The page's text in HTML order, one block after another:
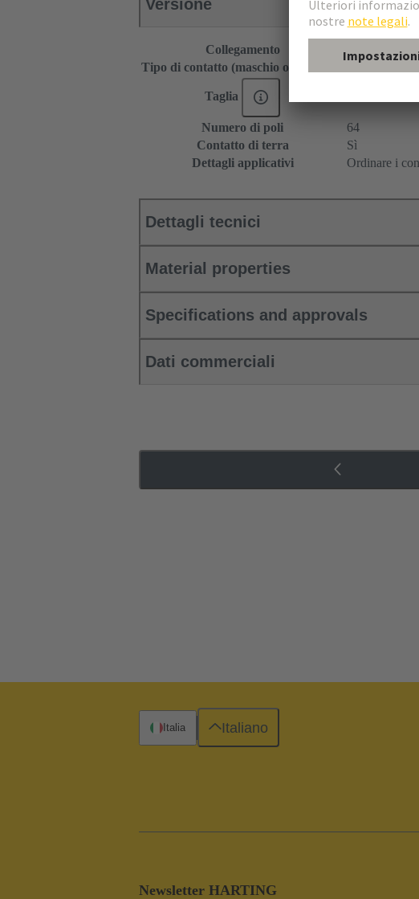
Versione
Collegamento
Tipo di contatto (maschio o femmina)
Maschio
Taglia
Numero di poli
64
Contatto di terra
Sì
Dettagli applicativi
Ordinare i
Dettagli tecnici
Material properties
Specifications and approvals
Dati commerciali
Newsletter HARTING
Italia Italiano